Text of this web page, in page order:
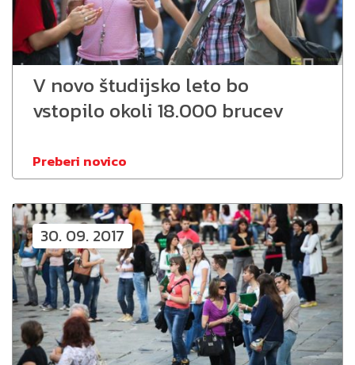
V novo študijsko leto bo
vstopilo okoli 18.000 brucev
Preberi novico
30. 09. 2017